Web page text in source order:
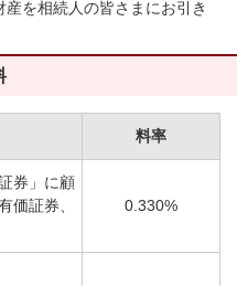
を相続人の皆さまにお引き
料率
券」に顧
価証券、
0.330%